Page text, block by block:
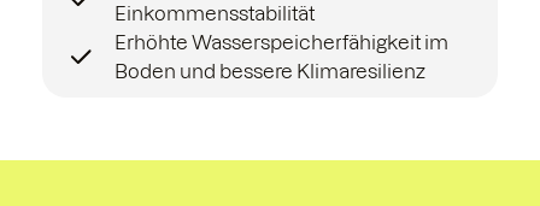
Einkommensstabilität
Erhöhte Wasserspeicherfähigkeit im
Boden und bessere Klimaresilienz